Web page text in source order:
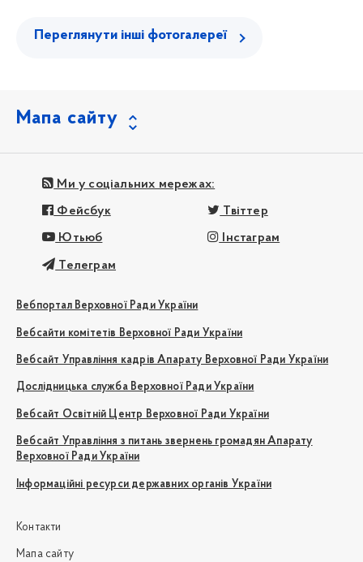
Переглянути інші фотогалереї
Мапа сайту
Ми у соціальних мережах:
Фейсбук Твіттер
Ютьюб Інстаграм
Телеграм
Вебпортал Верховної Ради України
Вебсайти комітетів Верховної Ради України
Вебсайт Управління кадрів Апарату Верховної Ради України
Дослідницька служба Верховної Ради України
Вебсайт Освітній Центр Верховної Ради України
Вебсайт Управління з питань звернень громадян Апарату
Верховної Ради України
Інформаційні ресурси державних органів України
Контакти
Мапа сайту